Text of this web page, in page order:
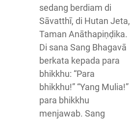
sedang berdiam di
Sāvatthī, di Hutan Jeta,
Taman Anāthapiṇḍika.
Di sana Sang Bhagavā
berkata kepada para
bhikkhu: “Para
bhikkhu!” “Yang Mulia!”
para bhikkhu
menjawab. Sang